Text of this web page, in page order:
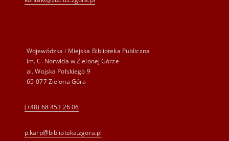
Wojewódzka i Miejska Biblioteka Publiczna
im. C. Norwida w Zielonej Górze
al. Wojska Polskiego 9
65-077 Zielona Góra
(+48) 68 453 26 06
p.karp@biblioteka.zgora.pl